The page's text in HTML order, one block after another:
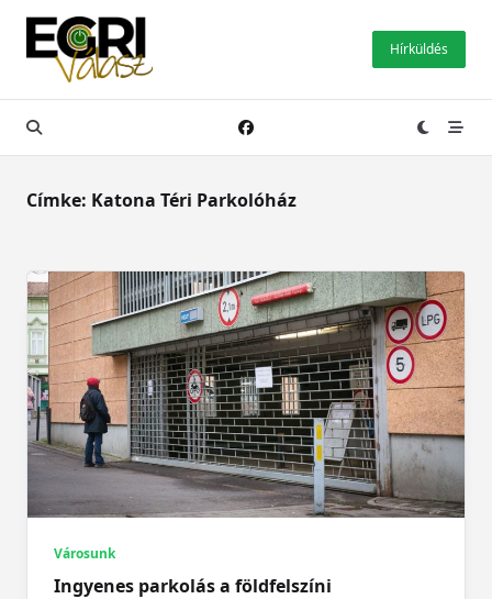
Skip
content
Hírküldés
Címke: Katona Téri Parkolóház
Városunk
Ingyenes parkolás a földfelszíni